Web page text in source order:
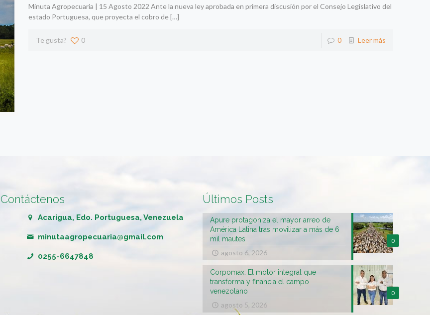
Minuta Agropecuaria | 15 Agosto 2022 Ante la nueva ley aprobada en primera discusión por el Consejo Legislativo del
estado Portuguesa, que proyecta el cobro de[…]
Te gusta? 0 0 Leer más
Contáctenos
Acarigua, Edo. Portuguesa, Venezuela
minutaagropecuaria@gmail.com
0255-6647848
Últimos Posts
0
Apure protagoniza el mayor arreo de
América Latina tras movilizar a más de 6
mil mautes
agosto 6, 2026
0
Corpomax: El motor integral que
transforma y financia el campo
venezolano
agosto 5, 2026